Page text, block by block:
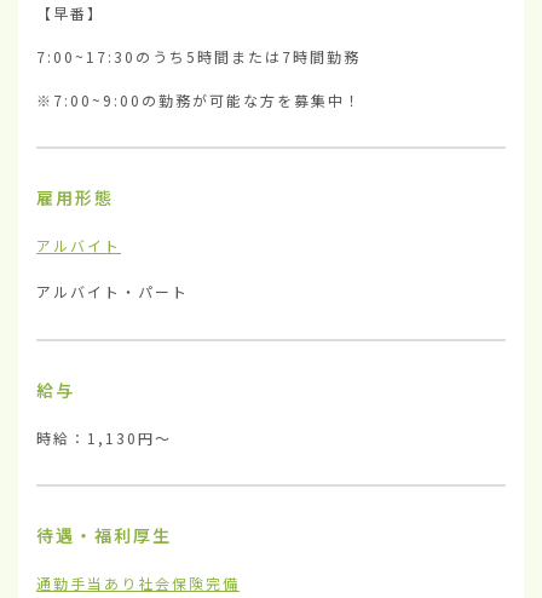
【早番】
7:00~17:30のうち5時間または7時間勤務
※7:00~9:00の勤務が可能な方を募集中！
雇用形態
アルバイト
アルバイト・パート
給与
時給：1,130円〜
待遇・福利厚生
通勤手当あり 社会保険完備